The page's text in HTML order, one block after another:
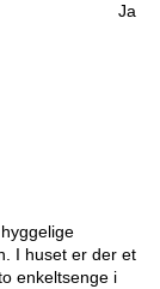
Ja
I huset er der et
enkeltsenge i